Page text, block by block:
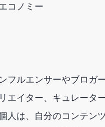
コノミー
フルエンサーやブロガ
エイター、キュレータ
人は、自分のコンテン